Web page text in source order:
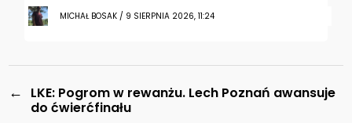
MICHAŁ BOSAK / 9 SIERPNIA 2026, 11:24
←
LKE: Pogrom w rewanżu. Lech Poznań awansuje
do ćwierćfinału